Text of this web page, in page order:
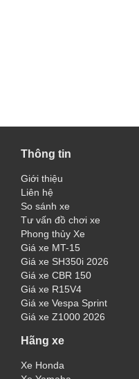
Thông tin
Giới thiệu
Liên hệ
So sánh xe
Tư vấn đồ chơi xe
Phong thủy Xe
Giá xe MT-15
Giá xe SH350i 2026
Giá xe CBR 150
Giá xe R15V4
Giá xe Vespa Sprint
Giá xe Z1000 2026
Hãng xe
Xe Honda